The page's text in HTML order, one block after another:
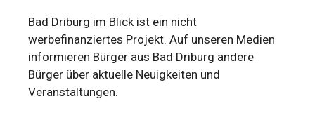
Bad Driburg im Blick ist ein nicht
werbefinanziertes Projekt. Auf unseren Medien
informieren Bürger aus Bad Driburg andere
Bürger über aktuelle Neuigkeiten und
Veranstaltungen.